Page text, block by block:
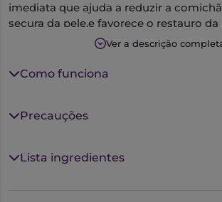
imediata que ajuda a reduzir a
secura da pele.e favorece o restauro
graças à combinação da Ureia ISDIN
Pode ser utilizada como adjuvante no
Textura leve e não gordurosa, de rápida
Ver a descrição
Como funciona
Precauções
Lista ingredientes